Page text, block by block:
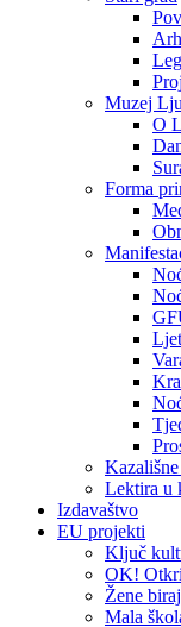
Muzej
O
Forma
Lektira u
Izdavaštvo
EU projekti
Ključ
OK!
Žene
Mala